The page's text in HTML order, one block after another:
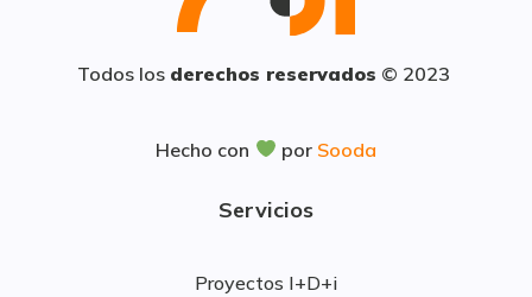
Todos los derechos reservados © 2023
Hecho con por Sooda
Servicios
Proyectos I+D+i